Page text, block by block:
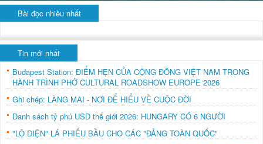
Bài đọc nhiều nhất
Tin mới nhất
Budapest Station: ĐIỂM HẸN CỦA CỘNG ĐỒNG VIỆT NAM TRONG
HÀNH TRÌNH PHỞ CULTURAL ROADSHOW EUROPE 2026
Ghi chép: LÀNG MAI - NƠI ĐỂ HIỂU VỀ CUỘC ĐỜI
Danh sách tỷ phú USD thế giới 2026: HUNGARY CÓ 6 NGƯỜI
"LỘ DIỆN" LÁ PHIẾU BẦU CHO CÁC "ĐẢNG TOÀN QUỐC"